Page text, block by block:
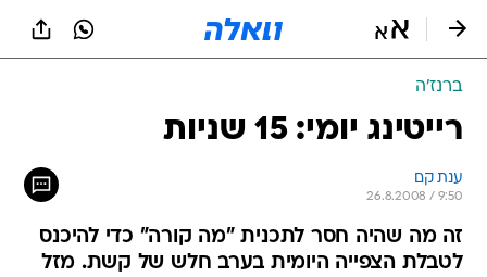
ברנז'ה
רייטינג יומי: 15 שניות
ענת קם
26.8.2008 / 9:50
זה מה שהיה חסר לתכנית "מה קורה" כדי להיכנס
לטבלת הצפייה היומית בערב חלש של קשת. מזל